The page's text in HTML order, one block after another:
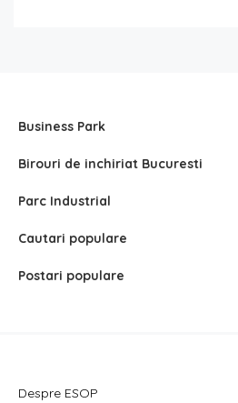
Business Park
Birouri de inchiriat Bucuresti
Parc Industrial
Cautari populare
Postari populare
Despre ESOP